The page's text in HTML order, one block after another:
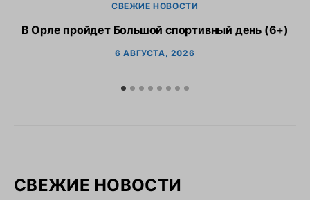
СВЕЖИЕ НОВОСТИ
В Орле пройдет Большой спортивный день (6+)
6 АВГУСТА, 2026
СВЕЖИЕ НОВОСТИ